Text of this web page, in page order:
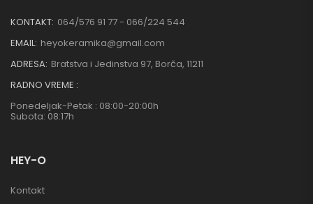
KONTAKT: 064/576 91 77 - 066/224 544
EMAIL: heyokeramika@gmail.com
ADRESA: Bratstva i Jedinstva 97, Borča, 11211
RADNO VREME :
Ponedeljak-Petak : 08:00-20:00h
Subota: 08:17h
HEY-O
Kontakt